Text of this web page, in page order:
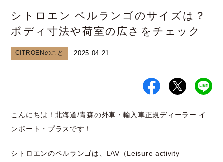
シトロエン ベルランゴのサイズは？
ボディ寸法や荷室の広さをチェック
CITROENのこと 2025.04.21
こんにちは！北海道/青森の外車・輸入車正規ディーラー イ
ンポート・プラスです！
シトロエンのベルランゴは、LAV（Leisure activity